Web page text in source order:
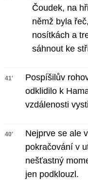
Čoudek, na
němž byla
nosítkách a
sáhnout ke
41'
Pospíšilův
odklidilo k
vzdálenosti
40'
Nejprve se ale
pokračování v
nešťastný
jen podklouzl.